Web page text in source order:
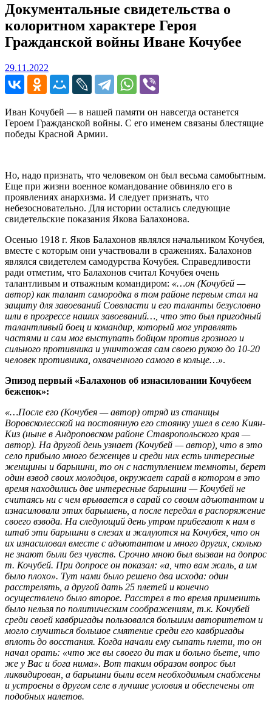
Документальные свидетельства о
колоритном характере Героя
Гражданской войны Иване Кочубее
29.11.2022
Иван Кочубей — в нашей памяти он навсегда останется
Героем Гражданской войны. С его именем связаны блестящие
победы Красной Армии.
Но, надо признать, что человеком он был весьма самобытным.
Еще при жизни военное командование обвиняло его в
проявлениях анархизма. И следует признать, что
небезосновательно. Для истории остались следующие
свидетельские показания Якова Балахонова.
Осенью 1918 г. Яков Балахонов являлся начальником Кочубея,
вместе с которым они участвовали в сражениях. Балахонов
являлся свидетелем самодурства Кочубея. Справедливости
ради отметим, что Балахонов считал Кочубея очень
талантливым и отважным командиром: «…он (Кочубей —
автор) как талант самородка в том районе первым стал на
защиту для завоеваний Соввласти и его таланты безусловно
шли в прогрессе наших завоеваний…, что это был пригодный
талантливый боец и командир, который мог управлять
частями и сам мог выступать бойцом против грозного и
сильного противника и уничтожая сам своею рукою до 10-20
человек противника, охваченного самого в кольце…».
Эпизод первый «Балахонов об изнасиловании Кочубеем
беженок»:
«…После его (Кочубея — автор) отряд из станицы
Воровсколесской на постоянную его стоянку ушел в село Киян-
Киз (ныне в Андроповском районе Ставропольского края —
автор). На другой день узнает (Кочубей — автор), что в это
село прибыло много беженцев и среди них есть интересные
женщины и барышни, то он с наступлением темноты, берет
один взвод своих молодцов, окружает сарай в котором в это
время находились две интересные барышни — Кочубей не
считаясь ни с чем врывается в сарай со своим адъютантом и
изнасиловали этих барышень, а после передал в распоряжение
своего взвода. На следующий день утром прибегают к нам в
штаб эти барышни в слезах и жалуются на Кочубея, что он
их изнасиловал вместе с адъютантом и много других, сколько
не знают были без чувств. Срочно мною был вызван на допрос
т. Кочубей. При допросе он показал: «а, что вам жаль, а им
было плохо». Тут нами было решено два исхода: один
расстрелять, а другой дать 25 плетей и конечно
осуществлено было второе. Расстрел в то время применить
было нельзя по политическим соображениям, т.к. Кочубей
среди своей кавбригады пользовался большим авторитетом и
могло случиться большое смятение среди его кавбригады
вплоть до восстания. Когда начали ему сыпать плети, то он
начал орать: «что же вы своего ди так и больно бьете, что
же у Вас и бога нима». Вот таким образом вопрос был
ликвидирован, а барышни были всем необходимым снабжены
и устроены в другом селе в лучшие условия и обеспечены от
подобных налетов.